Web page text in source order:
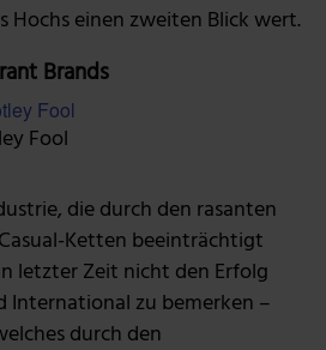
Hochs einen zweiten Blick wert.
Brands
Fool
die durch den rasanten
Ketten beeinträchtigt
letzter Zeit nicht den Erfolg
International zu bemerken –
durch den